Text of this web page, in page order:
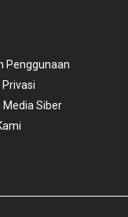
Penggunaan
Privasi
Media Siber